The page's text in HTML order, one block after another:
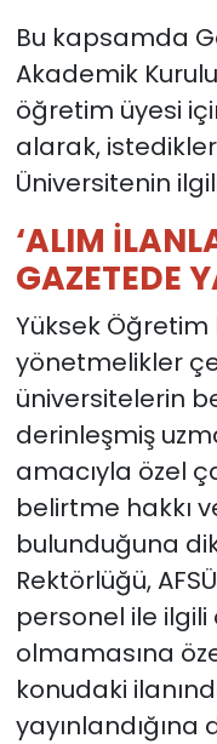
Bu kapsamda
Akademik
öğretim üyesi
alarak,
Üniversitenin
‘ALIM
GAZETEDE
Yüksek Öğretim
yönetmelikler
üniversitelerin
derinleşmiş
amacıyla özel
belirtme hakkı
bulunduğuna
Rektörlüğü,
personel ile
olmamasına
konudaki
yayınlandığına